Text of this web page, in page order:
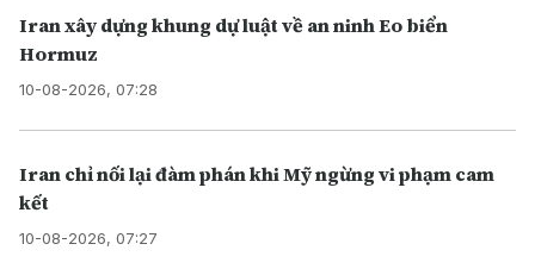
Iran xây dựng khung dự luật về an ninh Eo biển
Hormuz
10-08-2026, 07:28
Iran chỉ nối lại đàm phán khi Mỹ ngừng vi phạm cam
kết
10-08-2026, 07:27